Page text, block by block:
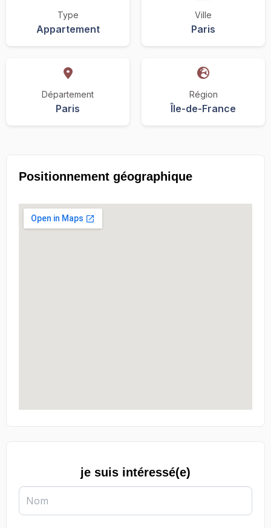
Type
Appartement
Ville
Paris
Département
Paris
Région
Île-de-France
Positionnement géographique
je suis intéressé(e)
Nom